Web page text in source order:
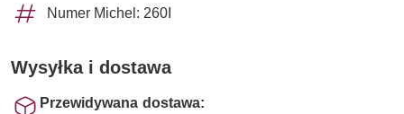
Numer Michel: 260I
Wysyłka i dostawa
Przewidywana dostawa: